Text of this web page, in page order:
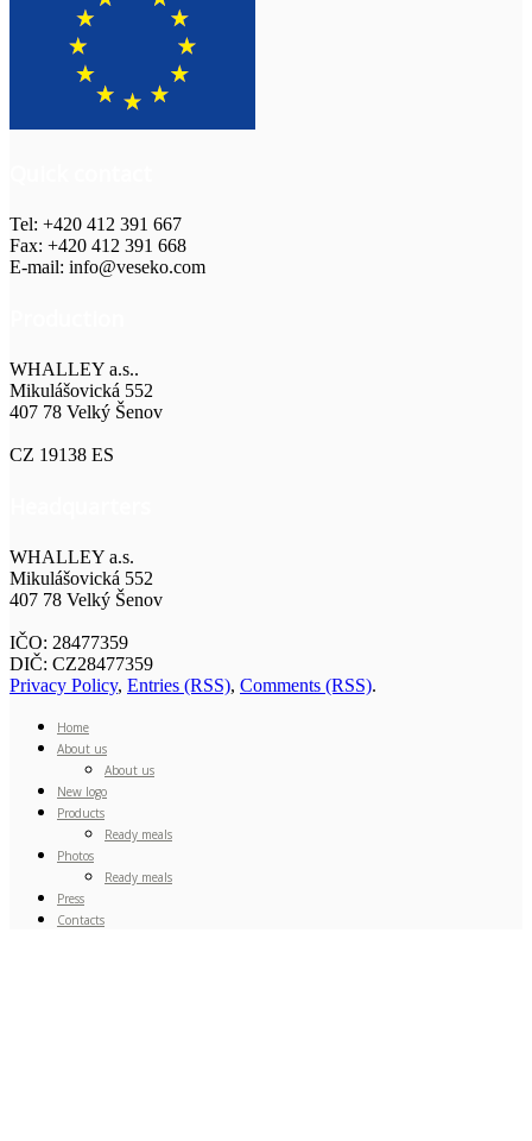
Tel: +420 412 391 667
Fax: +420 412 391 668
E-mail: info@veseko.com
WHALLEY a.s..
Mikulášovická 552
407 78 Velký Šenov
CZ 19138 ES
WHALLEY a.s.
Mikulášovická 552
407 78 Velký Šenov
IČO: 28477359
DIČ: CZ28477359
Privacy Policy, Entries (RSS), Comments (RSS).
Home
About us
About us
New logo
Products
Ready meals
Photos
Ready meals
Press
Contacts